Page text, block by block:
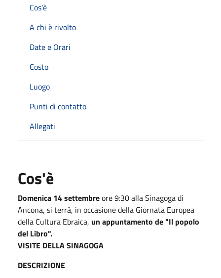
Cos'è
A chi è rivolto
Date e Orari
Costo
Luogo
Punti di contatto
Allegati
Cos'è
Domenica 14 settembreore 9:30 alla Sinagoga di
Ancona, si terrà, in occasione della Giornata Europea
della Cultura Ebraica, un appuntamento de "Il popolo
del Libro".
VISITE DELLA SINAGOGA
DESCRIZIONE